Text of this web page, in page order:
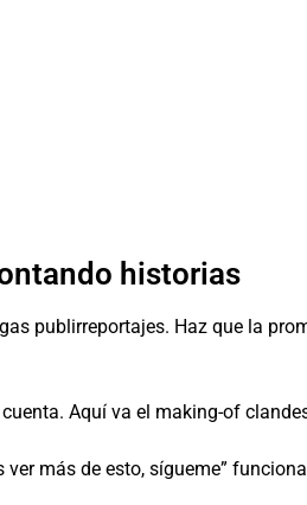
historias
publirreportajes. Haz que la
Aquí va el making-of
más de esto, sígueme”